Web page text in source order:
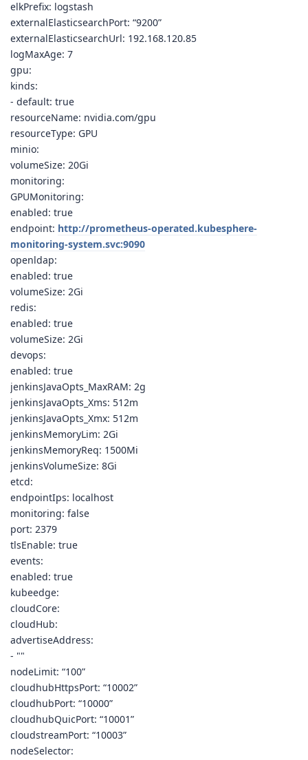
elkPrefix: logstash
externalElasticsearchPort: “9200”
externalElasticsearchUrl: 192.168.120.85
logMaxAge: 7
gpu:
kinds:
- default: true
resourceName: nvidia.com/gpu
resourceType: GPU
minio:
volumeSize: 20Gi
monitoring:
GPUMonitoring:
enabled: true
endpoint: http://prometheus-operated.kubesphere-
monitoring-system.svc:9090
openldap:
enabled: true
volumeSize: 2Gi
redis:
enabled: true
volumeSize: 2Gi
devops:
enabled: true
jenkinsJavaOpts_MaxRAM: 2g
jenkinsJavaOpts_Xms: 512m
jenkinsJavaOpts_Xmx: 512m
jenkinsMemoryLim: 2Gi
jenkinsMemoryReq: 1500Mi
jenkinsVolumeSize: 8Gi
etcd:
endpointIps: localhost
monitoring: false
port: 2379
tlsEnable: true
events:
enabled: true
kubeedge:
cloudCore:
cloudHub:
advertiseAddress:
- ""
nodeLimit: “100”
cloudhubHttpsPort: “10002”
cloudhubPort: “10000”
cloudhubQuicPort: “10001”
cloudstreamPort: “10003”
nodeSelector: